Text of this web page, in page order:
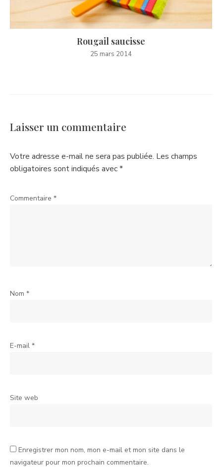
Rougail saucisse
25 mars 2014
Laisser un commentaire
Votre adresse e-mail ne sera pas publiée. Les champs
obligatoires sont indiqués avec*
Commentaire *
Nom *
E-mail *
Site web
Enregistrer mon nom, mon e-mail et mon site dans le
navigateur pour mon prochain commentaire.